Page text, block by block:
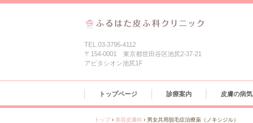
TEL.03-3795-4112
〒154-0001 東京都世田谷区池尻2-37-21
アビタシオン池尻1F
トップページ 診療案内 皮膚の病気
トップ › 美容皮膚科 › 男女共用脱毛症治療薬（ノキシジル）